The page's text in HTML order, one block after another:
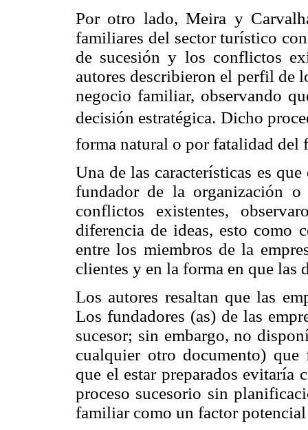
Por otro lado, Meira y
familiares del sector turístico
de sucesión y los conflictos
autores describieron el perfil de
negocio familiar, observando
decisión estratégica. Dicho
forma natural o por fatalidad del
Una de las características es
fundador de la organización
conflictos existentes,
diferencia de ideas, esto como
entre los miembros de la
clientes y en la forma en que las
Los autores resaltan que las
Los fundadores (as) de las
sucesor; sin embargo, no
cualquier otro documento)
que el estar preparados evitaría
proceso sucesorio sin
familiar como un factor